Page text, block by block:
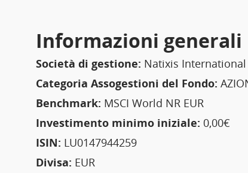
Informazioni generali
Società di gestione: Natixis International
Categoria Assogestioni del Fondo:
Benchmark: MSCI World NR EUR
Investimento minimo iniziale: 0,00€
ISIN: LU0147944259
Divisa: EUR